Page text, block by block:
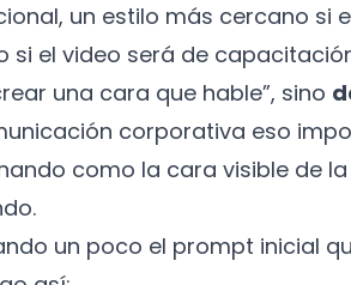
un estilo más cercano si
si el video será de
una cara que hable”, sino
corporativa eso
como la cara visible de
un poco el prompt inicial